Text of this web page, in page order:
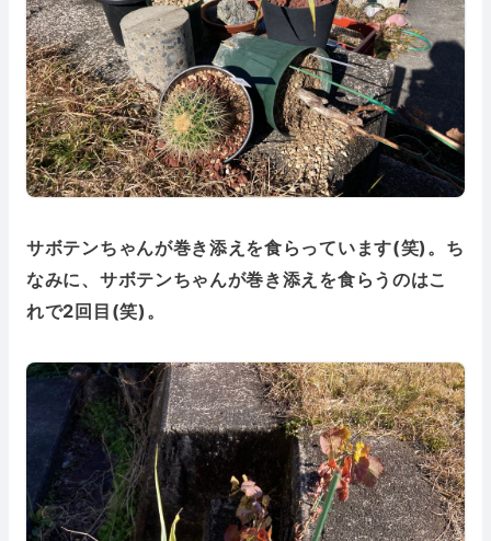
サボテンちゃんが巻き添えを食らっています(笑)。ち
なみに、サボテンちゃんが巻き添えを食らうのはこ
れで2回目(笑)。